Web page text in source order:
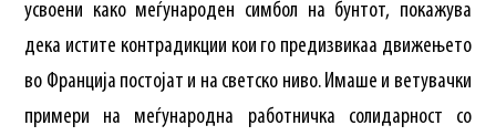
усвоени како меѓународен симбол на бунтот, покажува
дека истите контрадикции кои го предизвикаа движењето
во Франција постојат и на светско ниво. Имаше и ветувачки
примери на меѓународна работничка солидарност со